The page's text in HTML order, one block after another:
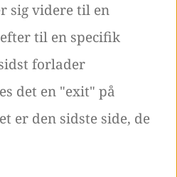
sig videre til en
til en specifik
forlader
det en "exit" på
er den sidste side, de